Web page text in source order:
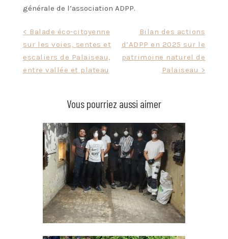
générale de l’association ADPP.
Navigation
l’article
< Balade éco-citoyenne
sur les voies, sentes et
escaliers de Palaiseau,
entre vallée et plateau
Bilan des actions
d’ADPP en 2025 sur le
patrimoine naturel de
Palaiseau >
Vous pourriez aussi aimer